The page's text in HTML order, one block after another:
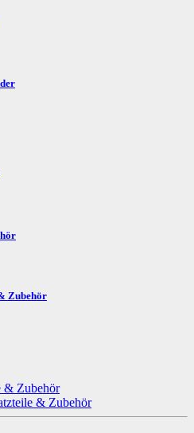
Zubehör
& Zubehör
& Zubehör